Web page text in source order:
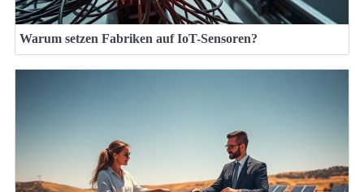
Warum setzen Fabriken auf IoT-Sensoren?